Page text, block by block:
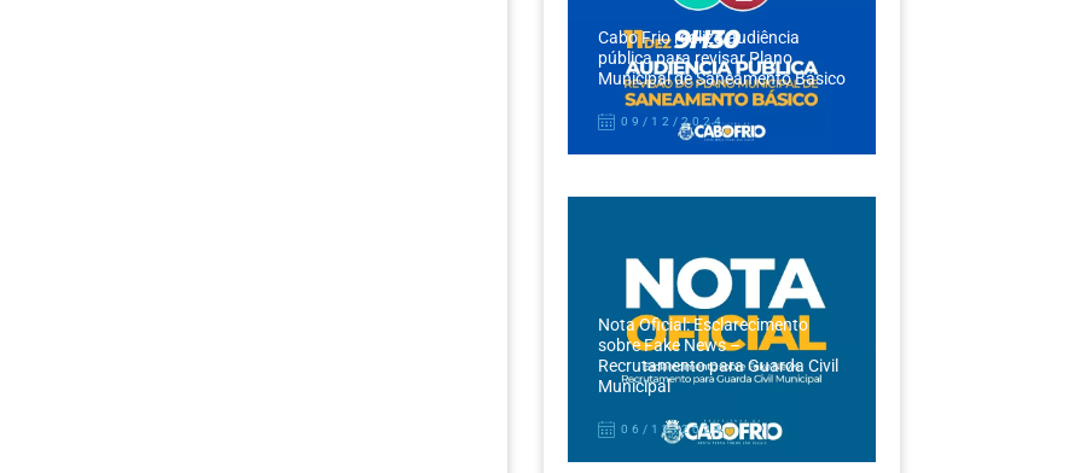
Cabo Frio realiza audiência
pública para revisar Plano
Municipal de Saneamento Básico
09/12/2024
Nota Oficial: Esclarecimento
sobre Fake News –
Recrutamento para Guarda Civil
Municipal
06/12/2024